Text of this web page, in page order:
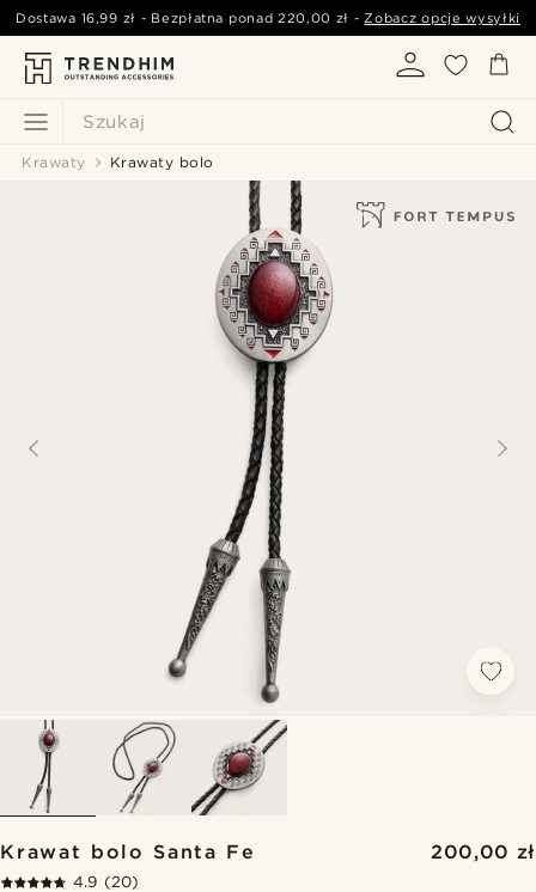
Szukaj
Dostawa 16,99 zł - Bezpłatna ponad220,00 zł -Zobacz opcje wysyłki
Krawaty Krawaty bolo
Krawat bolo Santa Fe 200,00 zł
4.9 (20)